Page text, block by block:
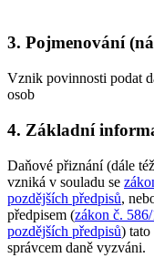
3. Pojmenování
Vznik povinnosti podat
osob
4. Základní
Daňové přiznání (dále
vzniká v souladu se
pozdějších předpisů,
předpisem (zákon č.
pozdějších předpisů)
správcem daně vyzváni.